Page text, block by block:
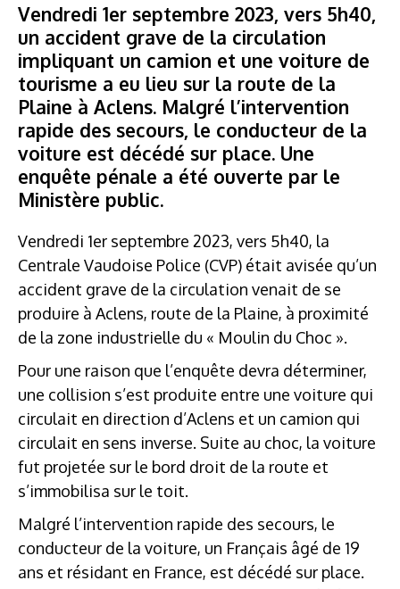
Vendredi 1er septembre 2023, vers 5h40,
un accident grave de la circulation
impliquant un camion et une voiture de
tourisme a eu lieu sur la route de la
Plaine à Aclens. Malgré l’intervention
rapide des secours, le conducteur de la
voiture est décédé sur place. Une
enquête pénale a été ouverte par le
Ministère public.
Vendredi 1er septembre 2023, vers 5h40, la
Centrale Vaudoise Police (CVP) était avisée qu’un
accident grave de la circulation venait de se
produire à Aclens, route de la Plaine, à proximité
de la zone industrielle du « Moulin du Choc ».
Pour une raison que l’enquête devra déterminer,
une collision s’est produite entre une voiture qui
circulait en direction d’Aclens et un camion qui
circulait en sens inverse. Suite au choc, la voiture
fut projetée sur le bord droit de la route et
s’immobilisa sur le toit.
Malgré l’intervention rapide des secours, le
conducteur de la voiture, un Français âgé de 19
ans et résidant en France, est décédé sur place.